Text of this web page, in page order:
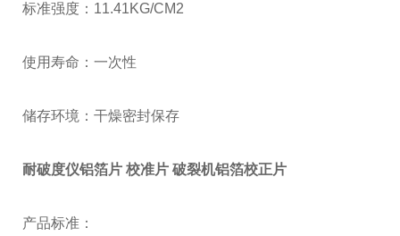
标准强度：11.41KG/CM2
使用寿命：一次性
储存环境：干燥密封保存
耐破度仪铝箔片 校准片 破裂机铝箔校正片
产品标准：